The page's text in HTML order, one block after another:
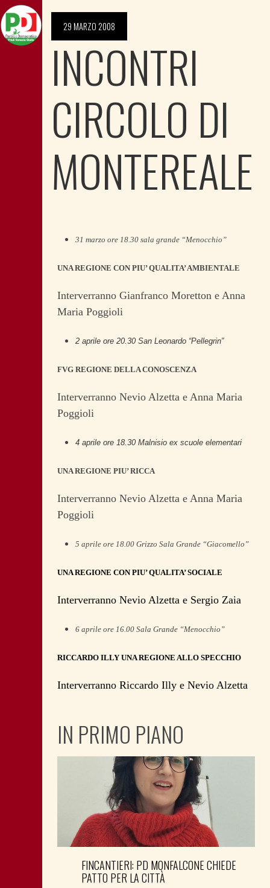
29 MARZO 2008
INCONTRI
CIRCOLO DI
MONTEREALE
31 marzo ore 18.30 sala grande “Menocchio”
UNA REGIONE CON PIU’ QUALITA’ AMBIENTALE
Interverranno Gianfranco Moretton e Anna
Maria Poggioli
2 aprile ore 20.30 San Leonardo “Pellegrin”
FVG REGIONE DELLA CONOSCENZA
Interverranno Nevio Alzetta e Anna Maria
Poggioli
4 aprile ore 18.30 Malnisio ex scuole elementari
UNA REGIONE PIU’ RICCA
Interverranno Nevio Alzetta e Anna Maria
Poggioli
5 aprile ore 18.00 Grizzo Sala Grande “Giacomello”
UNA REGIONE CON PIU’ QUALITA’ SOCIALE
Interverranno Nevio Alzetta e Sergio Zaia
6 aprile ore 16.00 Sala Grande “Menocchio”
RICCARDO ILLY UNA REGIONE ALLO SPECCHIO
Interverranno Riccardo Illy e Nevio Alzetta
IN PRIMO PIANO
FINCANTIERI: PD MONFALCONE CHIEDE
PATTO PER LA CITTÀ